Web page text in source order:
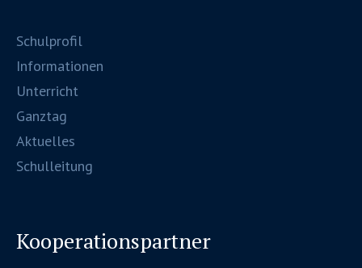
Schulprofil
Informationen
Unterricht
Ganztag
Aktuelles
Schulleitung
Kooperationspartner